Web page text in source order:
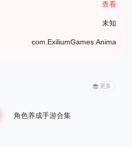
查看
未知
com.ExiliumGames.Anima
更多
角色养成手游合集